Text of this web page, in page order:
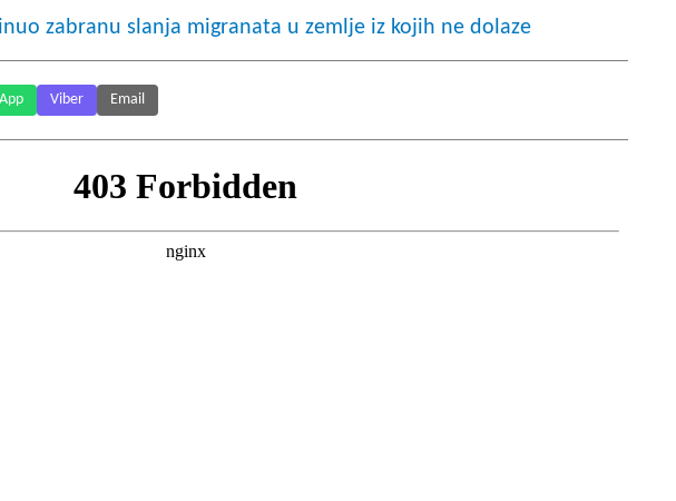
zabranu slanja migranata u zemlje iz kojih ne dolaze
Viber Email